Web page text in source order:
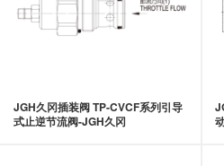
JGH久冈插装阀 TP-CVCF系列引导
式止逆节流阀-JGH久冈